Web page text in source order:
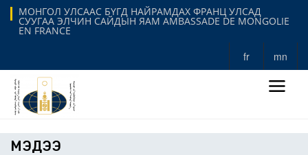
МОНГОЛ УЛСААС БҮГД НАЙРАМДАХ ФРАНЦ УЛСАД
СУУГАА ЭЛЧИН САЙДЫН ЯАМ AMBASSADE DE MONGOLIE
EN FRANCE
fr mn
МЭДЭЭ